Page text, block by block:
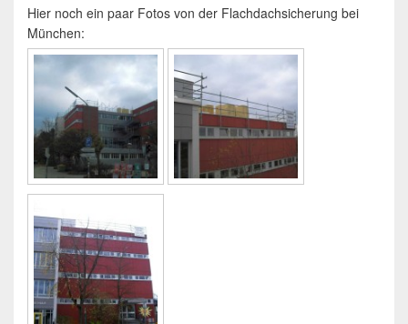
Hier noch ein paar Fotos von der Flachdachsicherung bei
München: